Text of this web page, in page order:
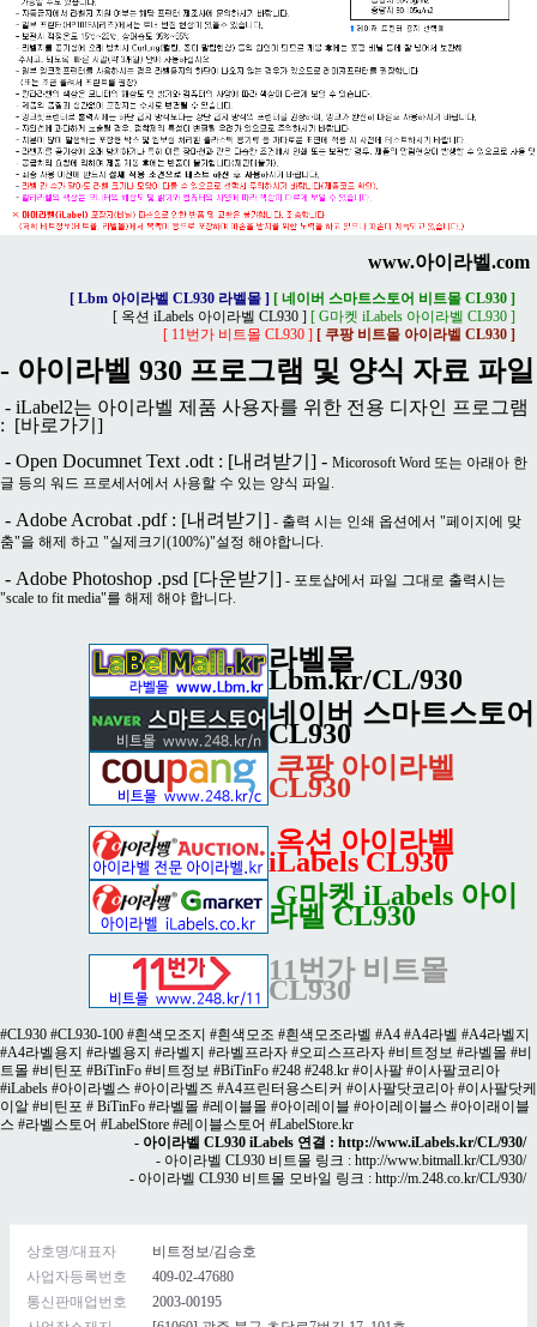
www.아이라벨.com
[ Lbm 아이라벨 CL930 라벨몰 ] [ 네이버 스마트스토어 비트몰 CL930 ]
[ 옥션 iLabels 아이라벨 CL930 ] [ G마켓 iLabels 아이라벨 CL930 ]
[ 11번가 비트몰 CL930 ] [ 쿠팡 비트몰 아이라벨 CL930 ]
- 아이라벨 930 프로그램 및 양식 자료 파일
- iLabel2는 아이라벨 제품 사용자를 위한 전용 디자인 프로그램
:
[바로가기]
- Open Documnet Text .odt : [내려받기] - Micorosoft Word 또는 아래아 한
글 등의 워드 프로세서에서 사용할 수 있는 양식 파일.
- Adobe Acrobat .pdf : [내려받기] - 출력 시는 인쇄 옵션에서 "페이지에 맞
춤"을 해제 하고 "실제크기(100%)"설정 해야합니다.
- Adobe Photoshop .psd [다운받기] - 포토샵에서 파일 그대로 출력시는
"scale to fit media"를 해제 해야 합니다.
라벨몰
Lbm.kr/CL/930
네이버 스마트스토어
CL930
쿠팡 아이라벨
CL930
옥션 아이라벨
iLabels CL930
G마켓 iLabels 아이
라벨 CL930
11번가 비트몰
CL930
#CL930 #CL930-100 #흰색모조지 #흰색모조 #흰색모조라벨 #A4 #A4라벨 #A4라벨지
#A4라벨용지 #라벨용지 #라벨지 #라벨프라자 #오피스프라자 #비트정보 #라벨몰 #비
트몰 #비틴포 #BiTinFo #비트정보 #BiTinFo #248 #248.kr #이사팔 #이사팔코리아
#iLabels #아이라벨스 #아이라벨즈 #A4프린터용스티커 #이사팔닷코리아 #이사팔닷케
이알 #비틴포 # BiTinFo #라벨몰 #레이블몰 #아이레이블 #아이레이블스 #아이래이블
스 #라벨스토어 #LabelStore #레이블스토어 #LabelStore.kr
- 아이라벨 CL930 iLabels 연결 : http://www.iLabels.kr/CL/930/
- 아이라벨 CL930 비트몰 링크 : http://www.bitmall.kr/CL/930/
- 아이라벨 CL930 비트몰 모바일 링크 : http://m.248.co.kr/CL/930/
상호명/대표자
비트정보/김승호
사업자등록번호
409-02-47680
통신판매업번호
2003-00195